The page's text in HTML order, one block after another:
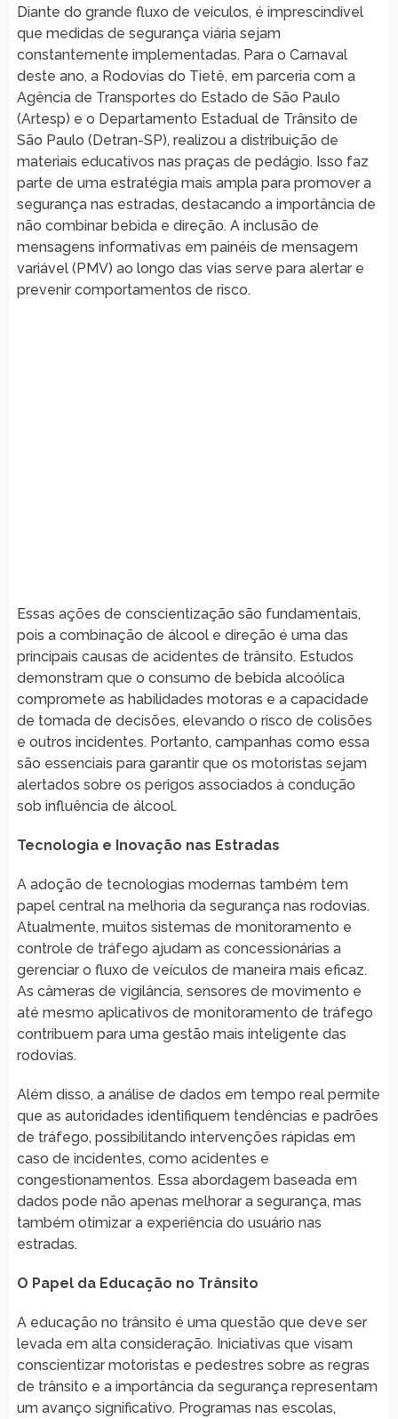
Diante do grande fluxo de veículos, é imprescindível
que medidas de segurança viária sejam
constantemente implementadas. Para o Carnaval
deste ano, a Rodovias do Tietê, em parceria com a
Agência de Transportes do Estado de São Paulo
(Artesp) e o Departamento Estadual de Trânsito de
São Paulo (Detran-SP), realizou a distribuição de
materiais educativos nas praças de pedágio. Isso faz
parte de uma estratégia mais ampla para promover a
segurança nas estradas, destacando a importância de
não combinar bebida e direção. A inclusão de
mensagens informativas em painéis de mensagem
variável (PMV) ao longo das vias serve para alertar e
prevenir comportamentos de risco.
Essas ações de conscientização são fundamentais,
pois a combinação de álcool e direção é uma das
principais causas de acidentes de trânsito. Estudos
demonstram que o consumo de bebida alcoólica
compromete as habilidades motoras e a capacidade
de tomada de decisões, elevando o risco de colisões
e outros incidentes. Portanto, campanhas como essa
são essenciais para garantir que os motoristas sejam
alertados sobre os perigos associados à condução
sob influência de álcool.
Tecnologia e Inovação nas Estradas
A adoção de tecnologias modernas também tem
papel central na melhoria da segurança nas rodovias.
Atualmente, muitos sistemas de monitoramento e
controle de tráfego ajudam as concessionárias a
gerenciar o fluxo de veículos de maneira mais eficaz.
As câmeras de vigilância, sensores de movimento e
até mesmo aplicativos de monitoramento de tráfego
contribuem para uma gestão mais inteligente das
rodovias.
Além disso, a análise de dados em tempo real permite
que as autoridades identifiquem tendências e padrões
de tráfego, possibilitando intervenções rápidas em
caso de incidentes, como acidentes e
congestionamentos. Essa abordagem baseada em
dados pode não apenas melhorar a segurança, mas
também otimizar a experiência do usuário nas
estradas.
O Papel da Educação no Trânsito
A educação no trânsito é uma questão que deve ser
levada em alta consideração. Iniciativas que visam
conscientizar motoristas e pedestres sobre as regras
de trânsito e a importância da segurança representam
um avanço significativo. Programas nas escolas,